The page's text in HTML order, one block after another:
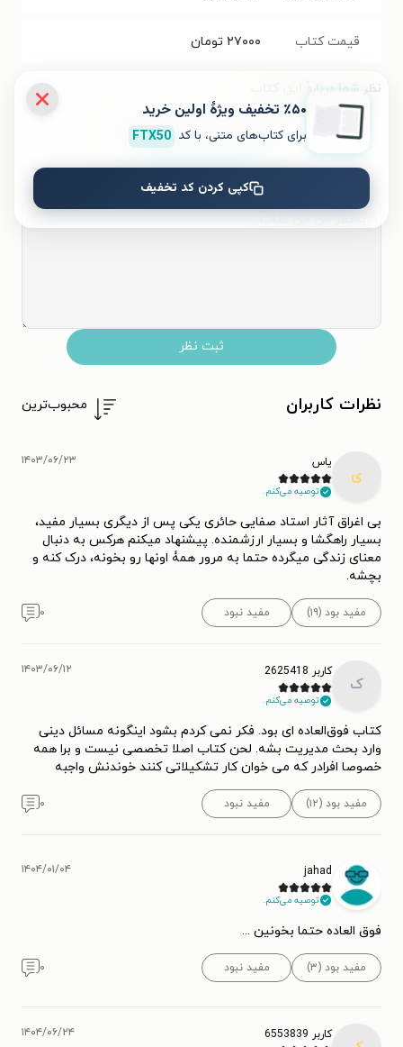
قیمت کتاب ۲۷۰۰۰ تومان
نظر شما دربارهٔ این کتاب
به این کتاب چه امتیازی می‌دهید؟
۱ ۲ ۳ ۴ ۵
ثبت نظر
نظرات کاربران محبوب‌ترین
ی
یاس
توصیه می‌کنم.
۱۴۰۳/۰۶/۲۳
بی اغراق آثار استاد صفایی حائری یکی پس از دیگری بسیار مفید،
بسیار راهگشا و بسیار ارزشمنده. پیشنهاد میکنم هرکس به دنبال
معنای زندگی میگرده حتما به مرور همۀ اونها رو بخونه، درک کنه و
بچشه.
مفید بود (۱۹) مفید نبود ۰
ک
کاربر 2625418
توصیه می‌کنم.
۱۴۰۳/۰۶/۱۲
کتاب فوق‌العاده ای بود. فکر نمی کردم بشود اینگونه مسائل دینی
وارد بحث مدیریت بشه. لحن کتاب اصلا تخصصی نیست و برا همه
خصوصا افرادر که می خوان کار تشکیلاتی کنند خوندنش واجبه
مفید بود (۱۲) مفید نبود ۰
jahad
توصیه می‌کنم.
۱۴۰۴/۰۱/۰۴
فوق العاده حتما بخونین ...
مفید بود (۳) مفید نبود ۰
کاربر 6553839 ۱۴۰۴/۰۶/۲۴
٪۵۰ تخفیف ویژۀ اولین خرید
برای کتاب‌های متنی، با کد FTX50
کپی کردن کد تخفیف